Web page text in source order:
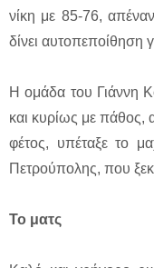
νίκη με 85-76,
δίνει αυτοπεποίθηση
Η ομάδα του Γιάννη
και κυρίως με πάθος,
φέτος, υπέταξε το
Πετρούπολης, που
Το ματς